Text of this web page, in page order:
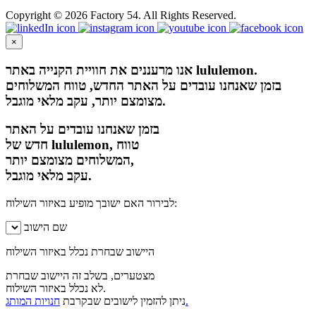
Copyright © 2026 Factory 54. All Rights Reserved.
×
אנו מרעננים את חוויית הקנייה באתר lululemon.
בזמן שאנחנו עובדים על האתר החדש, טווח המשלוחים
מצומצם יותר, עקב מלאי מוגבל.
בזמן שאנחנו עובדים על האתר
חדש של lululemon, טווח
המשלוחים מצומצם יותר,
עקב מלאי מוגבל.
לבירור האם ישובך מופיע באיזור השילוח:
שם הישוב
היישוב שבחרת נכלל באיזור השילוח
מצטערים, בשלב זה היישוב שבחרת
לא נכלל באיזור השילוח.
ניתן להזמין לישובים שבקרבתחנויות המותג.